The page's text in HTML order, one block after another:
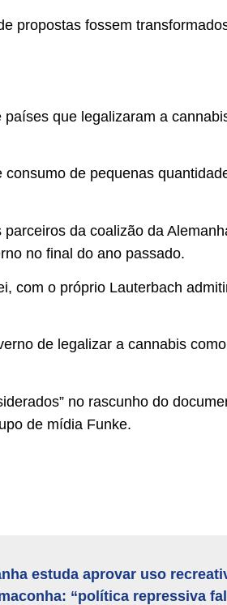
propostas fossem
que legalizaram a
de pequenas
da coalizão da
no final do ano passado.
com o próprio Lauterbach
de legalizar a cannabis
no rascunho do
de mídia Funke.
estuda aprovar uso
“política repressiva